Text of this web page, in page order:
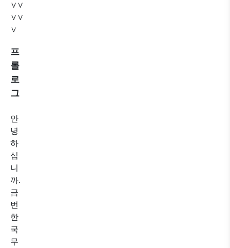
∨∨
∨∨
∨
프
롤
로
그
안
녕
하
십
니
까.
금
번
한
국
무